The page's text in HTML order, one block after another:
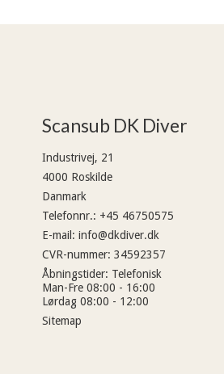
Scansub DK Diver
Industrivej, 21
4000 Roskilde
Danmark
Telefonnr.: +45 46750575
E-mail : info@dkdiver.dk
CVR-nummer: 34592357
Åbningstider: Telefonisk
Man-Fre 08:00 - 16:00
Lørdag 08:00 - 12:00
Sitemap